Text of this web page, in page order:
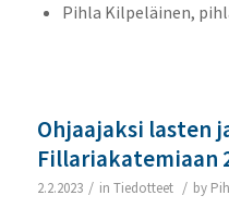
Pihla Kilpeläinen,
Ohjaajaksi lasten
Fillariakatemiaan
2.2.2023 / in Tiedotteet / by